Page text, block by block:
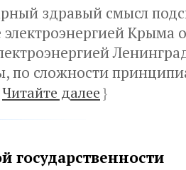
здравый смысл
Крыма
по сложности
Читайте далее}
государственности